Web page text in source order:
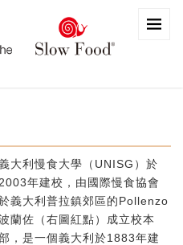
大利慢食大學（UNISG）於
2003年建校，由國際慢食協會
義大利普拉鎮郊區的Pollenzo
蘭佐（右圖紅點）成立校本
，是一個義大利於1883年建